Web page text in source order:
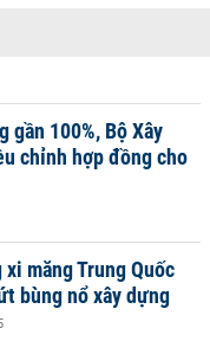
gần 100%, Bộ Xây
chỉnh hợp đồng cho
măng Trung Quốc
bùng nổ xây dựng